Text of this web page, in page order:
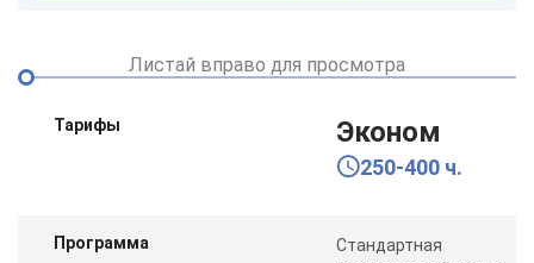
Листай вправо для просмотра
Тарифы Эконом
250-400 ч.
Программа
Стандартная